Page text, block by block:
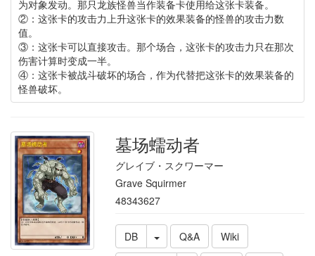
为对象发动。那只龙族怪兽当作装备卡使用给这张卡装备。
②：这张卡的攻击力上升这张卡的效果装备的怪兽的攻击力数
值。
③：这张卡可以直接攻击。那个场合，这张卡的攻击力只在那次
伤害计算时变成一半。
④：这张卡被战斗破坏的场合，作为代替把这张卡的效果装备的
怪兽破坏。
墓场蠕动者
グレイブ・スクワーマー
Grave Squirmer
48343627
DB Q&A
Wiki